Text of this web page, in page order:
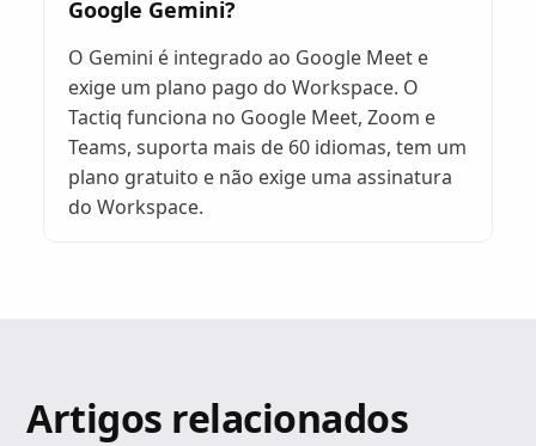
Google Gemini?
O Gemini é integrado ao Google Meet e
exige um plano pago do Workspace. O
Tactiq funciona no Google Meet, Zoom e
Teams, suporta mais de 60 idiomas, tem um
plano gratuito e não exige uma assinatura
do Workspace.
Artigos relacionados